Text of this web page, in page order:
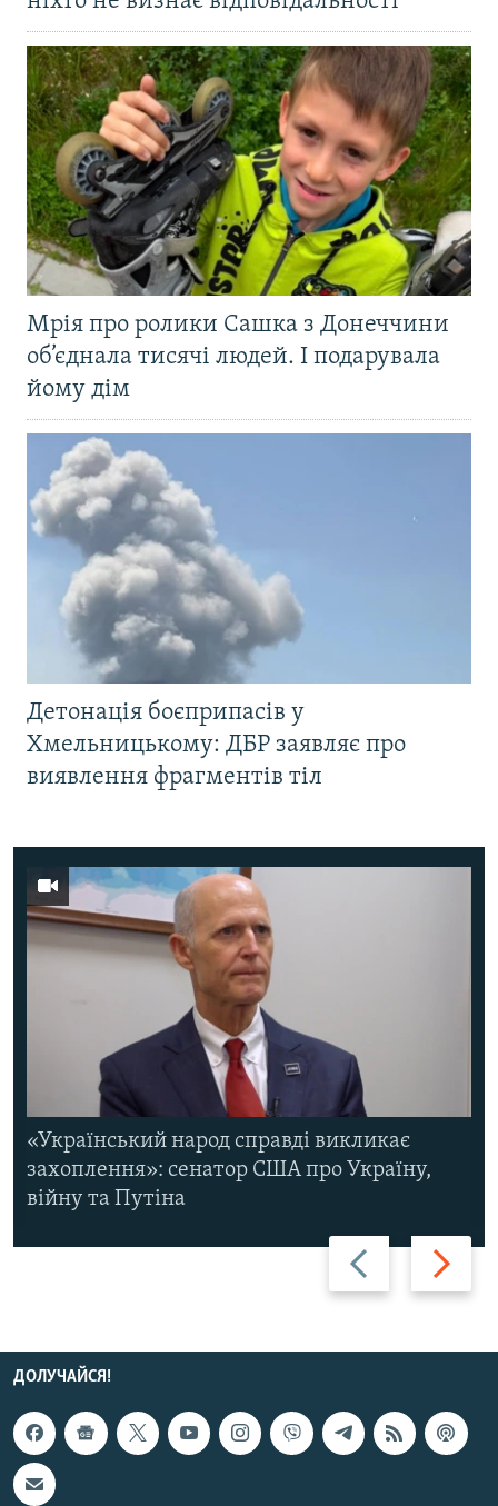
Мрія про ролики Сашка з Донеччини
об’єднала тисячі людей. І подарувала
йому дім
Детонація боєприпасів у
Хмельницькому: ДБР заявляє про
виявлення фрагментів тіл
Назад Вперед
«Український народ справді викликає
захоплення»: сенатор США про Україну,
війну та Путіна
ДОЛУЧАЙСЯ!